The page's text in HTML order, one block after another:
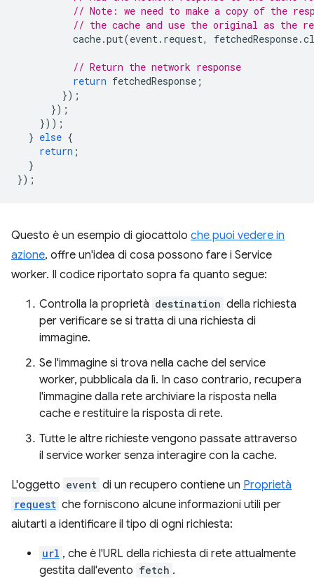
// Note: we need to make a copy of the
// the cache and use the original as the
cache.put(event. request, fetchedResponse.
// Return the network response
return fetchedResponse ;
});
});
}));
} else {
return ;
}
});
Questo è un esempio di giocattolo che puoi vedere in
azione, offre un'idea di cosa possono fare i Service
worker. Il codice riportato sopra fa quanto segue:
Controlla la proprietà destination della richiesta
per verificare se si tratta di una richiesta di
immagine.
Se l'immagine si trova nella cache del service
worker, pubblicala da lì. In caso contrario, recupera
l'immagine dalla rete archiviare la risposta nella
cache e restituire la risposta di rete.
Tutte le altre richieste vengono passate attraverso
il service worker senza interagire con la cache.
L'oggetto event di un recupero contiene un Proprietà
request che forniscono alcune informazioni utili per
aiutarti a identificare il tipo di ogni richiesta:
url , che è l'URL della richiesta di rete attualmente
gestita dall'evento fetch .